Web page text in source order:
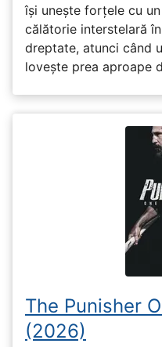
își unește forțele cu
călătorie interstelară
dreptate, atunci când
lovește prea aproape
The Punisher
(2026)